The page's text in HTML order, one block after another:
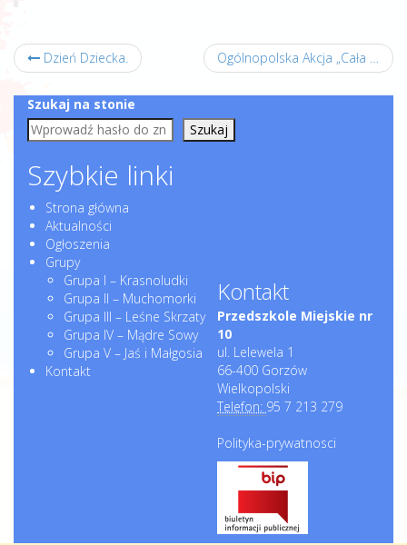
Dzień Dziecka. Ogólnopolska Akcja „Cała Polska czyta dzieciom” w Wojewódzkiej i Miejskiej Bibliotece Publicznej w Gorzowie Wielkopolskim.
Szukaj na stonie
Szukaj
Szybkie linki
Strona główna
Aktualności
Ogłoszenia
Grupy
Grupa I – Krasnoludki
Grupa II – Muchomorki
Grupa III – Leśne Skrzaty
Grupa IV – Mądre Sowy
Grupa V – Jaś i Małgosia
Kontakt
Kontakt
Przedszkole Miejskie nr
10
ul. Lelewela 1
66-400 Gorzów
Wielkopolski
Telefon: 95 7 213 279
Polityka-prywatnosci